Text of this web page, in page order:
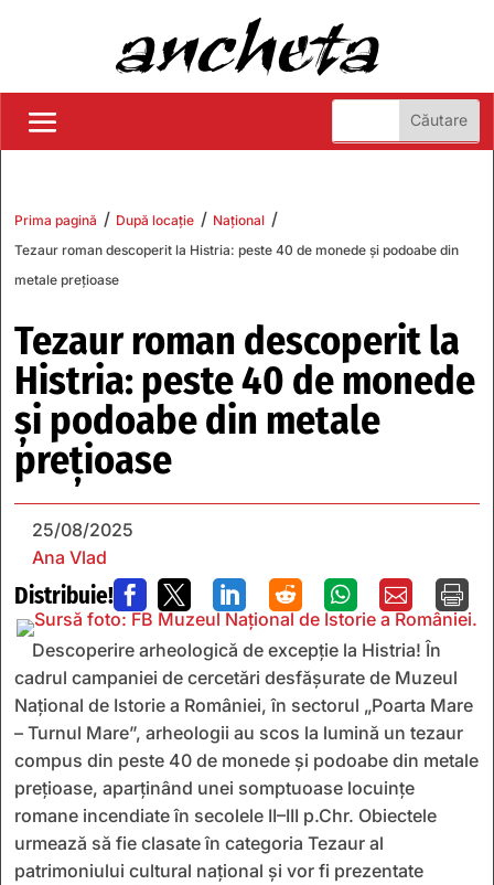
Prima pagină / După locație / Național /
Tezaur roman descoperit la Histria: peste 40 de monede și podoabe din
metale prețioase
Tezaur roman descoperit la
Histria: peste 40 de monede
și podoabe din metale
prețioase
25/08/2025
Ana Vlad
Distribuie!       
Descoperire arheologică de excepție la Histria! În
cadrul campaniei de cercetări desfășurate de Muzeul
Național de Istorie a României, în sectorul „Poarta Mare
– Turnul Mare”, arheologii au scos la lumină un tezaur
compus din peste 40 de monede și podoabe din metale
prețioase, aparținând unei somptuoase locuințe
romane incendiate în secolele II–III p.Chr. Obiectele
urmează să fie clasate în categoria Tezaur al
patrimoniului cultural național și vor fi prezentate